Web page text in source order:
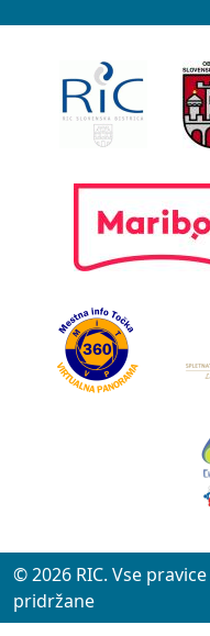
© 2026 RIC. Vse pravice
pridržane